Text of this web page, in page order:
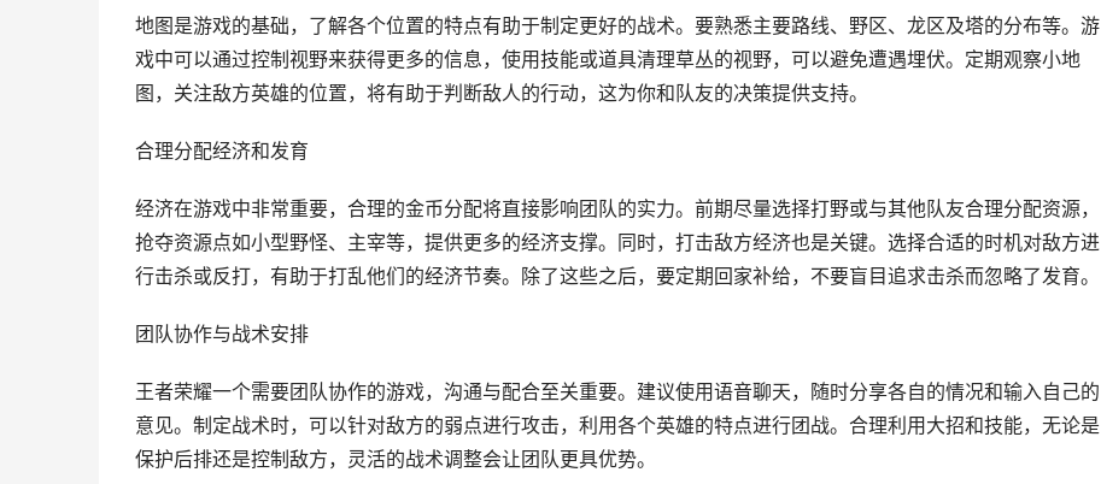
地图是游戏的基础，了解各个位置的特点有助于制定更好的战术。要熟悉主要路线、野区、龙区及塔的分布等。游
戏中可以通过控制视野来获得更多的信息，使用技能或道具清理草丛的视野，可以避免遭遇埋伏。定期观察小地
图，关注敌方英雄的位置，将有助于判断敌人的行动，这为你和队友的决策提供支持。
合理分配经济和发育
经济在游戏中非常重要，合理的金币分配将直接影响团队的实力。前期尽量选择打野或与其他队友合理分配资源，
抢夺资源点如小型野怪、主宰等，提供更多的经济支撑。同时，打击敌方经济也是关键。选择合适的时机对敌方进
行击杀或反打，有助于打乱他们的经济节奏。除了这些之后，要定期回家补给，不要盲目追求击杀而忽略了发育。
团队协作与战术安排
王者荣耀一个需要团队协作的游戏，沟通与配合至关重要。建议使用语音聊天，随时分享各自的情况和输入自己的
意见。制定战术时，可以针对敌方的弱点进行攻击，利用各个英雄的特点进行团战。合理利用大招和技能，无论是
保护后排还是控制敌方，灵活的战术调整会让团队更具优势。